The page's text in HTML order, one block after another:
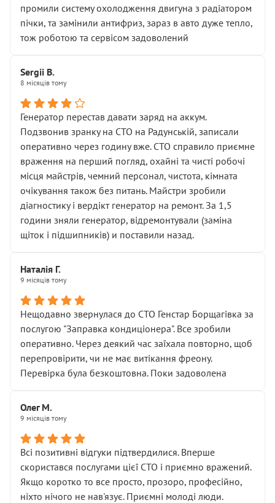
промили систему охолодження двигуна з радіатором
пічки, та замінили антифриз, зараз в авто дуже тепло,
тож роботою та сервісом задоволений
Sergii B.
8 місяців тому
Генератор перестав давати заряд на аккум.
Подзвонив зранку на СТО на Радунській, записали
оперативно через годину вже. СТО справило приємне
враження на перший погляд, охайні та чисті робочі
місця майстрів, чемний персонал, чистота, кімната
очікування також без питань. Майстри зробили
діагностику і вердікт генератор на ремонт. За 1,5
години зняли генератор, відремонтували (заміна
щіток і підшипників) и поставили назад.
Наталія Г.
9 місяців тому
Нещодавно звернулася до СТО Генстар Борщагівка за
послугою "Заправка кондиціонера". Все зробили
оперативно. Через деякий час заїхала повторно, щоб
перепровірити, чи не має витікання фреону.
Перевірка була безкоштовна. Поки задоволена
Олег М.
9 місяців тому
Всі позитивні відгуки підтвердилися. Вперше
скористався послугами цієї СТО і приємно вражений.
Якщо коротко то все просто, прозоро, професійно,
ніхто нічого не нав'язує. Приємні молоді люди.